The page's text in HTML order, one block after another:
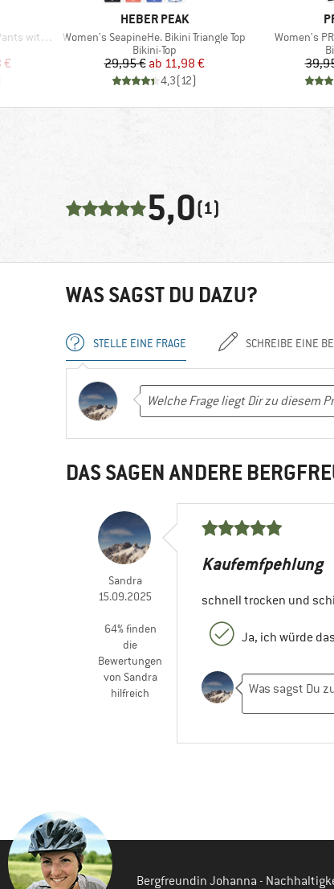
Preis
€
MARKE
HEBER PEAK
Artikel
Women's SeapineHe. Bikini Triangle Top
Produktgruppe
Bikini-Top
Preis
29,95 € reduzierter Preis
ab 11,98 €
4,3(12)
Artikel
Women's
5,0(1)
WAS SAGST DU DAZU?
STELLE EINE FRAGE SCHREIBE EINE
DAS SAGEN ANDERE
Sandra
15.09.2025
64% finden
die
Bewertungen
von Sandra
hilfreich
Kaufemfpehlung
schnell trocken und
Ja, ich würde
Bergfreundin Johanna -